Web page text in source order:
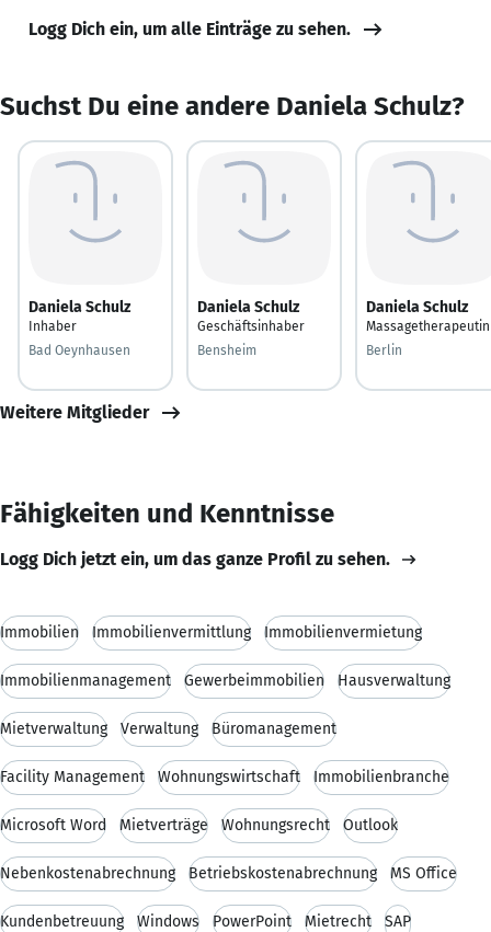
Logg Dich ein, um alle Einträge zu sehen.
Suchst Du eine andere Daniela Schulz?
Daniela Schulz
Inhaber
Bad Oeynhausen
Daniela Schulz
Geschäftsinhaber
Bensheim
Daniela Schulz
Massagetherapeutin
Berlin
Weitere Mitglieder
Fähigkeiten und Kenntnisse
Logg Dich jetzt ein, um das ganze Profil zu sehen.
Immobilien Immobilienvermittlung Immobilienvermietung
Immobilienmanagement Gewerbeimmobilien Hausverwaltung
Mietverwaltung Verwaltung Büromanagement
Facility Management Wohnungswirtschaft Immobilienbranche
Microsoft Word Mietverträge Wohnungsrecht Outlook
Nebenkostenabrechnung Betriebskostenabrechnung MS Office
Kundenbetreuung Windows PowerPoint Mietrecht SAP